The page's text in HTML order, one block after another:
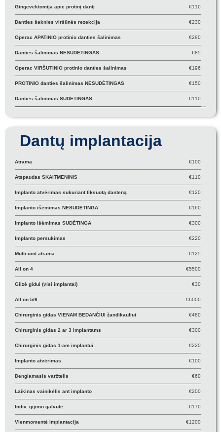
Gingevektomija apie protinį dantį €110
Danties šaknies viršūnės rezekcija €230
Operac APATINIO protinio danties šalinimas €290
Danties šalinimas NESUDĖTINGAS €85
Operac VIRŠUTINIO protinio danties šalinimas €196
PROTINIO danties šalinimas NESUDĖTINGAS €150
Danties šalinimas SUDĖTINGAS €110
Dantų implantacija
Atrama €100
Atspaudas SKAITMENINIS €110
Implanto atvėrimas sukuriant fiksuotą danteną €120
Implanto išėmimas NESUDĖTINGA €160
Implanto išėmimas SUDĖTINGA €300
Implanto persukimas €220
Multi unit atrama €125
All on 4 €5500
Gilzė gidui (visi implantai) €30
All on 5/6 €6000
Chirurginis gidas VIENAM BEDANČIUI žandikauliui €480
Chirurginis gidas 2 ar 3 implantams €300
Chirurginis gidas 1-am implantui €220
Implanto atvėrimas €100
Dengiamasis varžtelis €60
Laikinas vainikėlis ant implanto €200
Indiv. gijimo galvutė €170
Vienmomentė implantacija €1200